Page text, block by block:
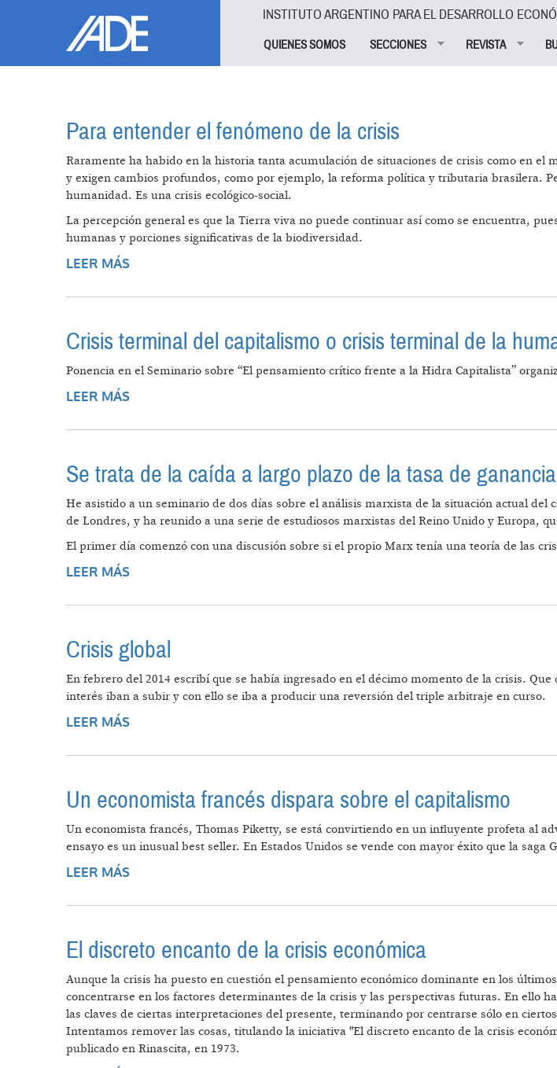
INSTITUTO ARGENTINO PARA EL DESARROLLO
QUIENES SOMOS SECCIONES REVISTA
Para entender el fenómeno de la crisis
Raramente ha habido en la historia tanta acumulación de situaciones de crisis como en
y exigen cambios profundos, como por ejemplo, la reforma política y tributaria brasilera.
humanidad. Es una crisis ecológico-social.
La percepción general es que la Tierra viva no puede continuar así como se encuentra,
humanas y porciones significativas de la biodiversidad.
LEER MÁS
Crisis terminal del capitalismo o crisis terminal de la
Ponencia en el Seminario sobre “El pensamiento crítico frente a la Hidra Capitalista”
LEER MÁS
Se trata de la caída a largo plazo de la tasa de
He asistido a un seminario de dos días sobre el análisis marxista de la situación actual
de Londres, y ha reunido a una serie de estudiosos marxistas del Reino Unido y Europa,
El primer día comenzó con una discusión sobre si el propio Marx tenía una teoría de las
LEER MÁS
Crisis global
En febrero del 2014 escribí que se había ingresado en el décimo momento de la crisis.
interés iban a subir y con ello se iba a producir una reversión del triple arbitraje en curso.
LEER MÁS
Un economista francés dispara sobre el capitalismo
Un economista francés, Thomas Piketty, se está convirtiendo en un influyente profeta al
ensayo es un inusual best seller. En Estados Unidos se vende con mayor éxito que la saga
LEER MÁS
El discreto encanto de la crisis económica
Aunque la crisis ha puesto en cuestión el pensamiento económico dominante en los
concentrarse en los factores determinantes de la crisis y las perspectivas futuras. En ello
las claves de ciertas interpretaciones del presente, terminando por centrarse sólo en
Intentamos remover las cosas, titulando la iniciativa "El discreto encanto de la crisis
publicado en Rinascita, en 1973.